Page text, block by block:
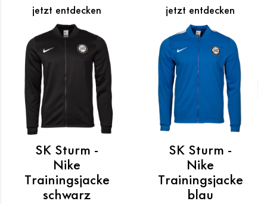
jetzt entdecken jetzt entdecken
SK Sturm -
Nike
Trainingsjacke
schwarz
SK Sturm -
Nike
Trainingsjacke
blau